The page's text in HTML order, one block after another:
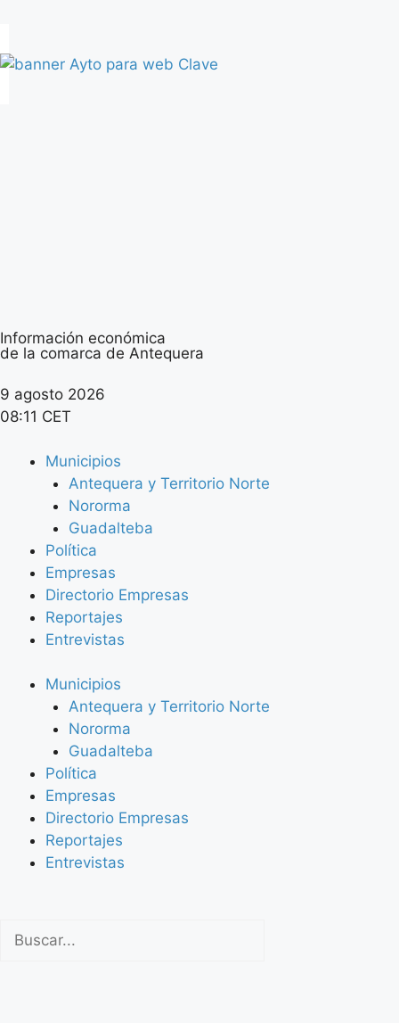
Información económica
de la comarca de Antequera
9 agosto 2026
08:11 CET
Municipios
Antequera y Territorio Norte
Nororma
Guadalteba
Política
Empresas
Directorio Empresas
Reportajes
Entrevistas
Municipios
Antequera y Territorio Norte
Nororma
Guadalteba
Política
Empresas
Directorio Empresas
Reportajes
Entrevistas